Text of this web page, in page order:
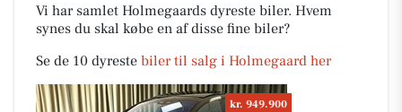
Vi har samlet Holmegaards dyreste biler. Hvem
synes du skal købe en af disse fine biler?
Se de 10 dyreste biler til salg i Holmegaard her
kr. 949.900